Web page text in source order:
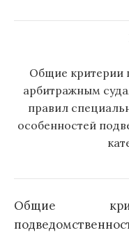
Общие критерии
арбитражным
правил
особенностей
Общие